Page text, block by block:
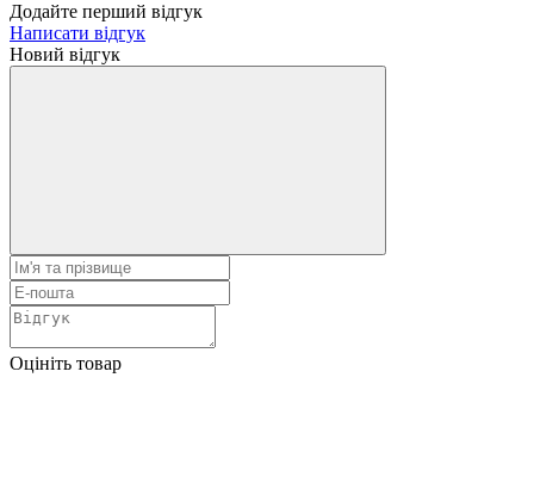
Додайте перший відгук
Написати відгук
Новий відгук
Оцініть товар